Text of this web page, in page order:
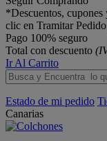
*Descuentos,
clic en Tramitar
Pago 100% seguro
Total con descuento
Ir Al Carrito
Estado de mi pedido
Canarias